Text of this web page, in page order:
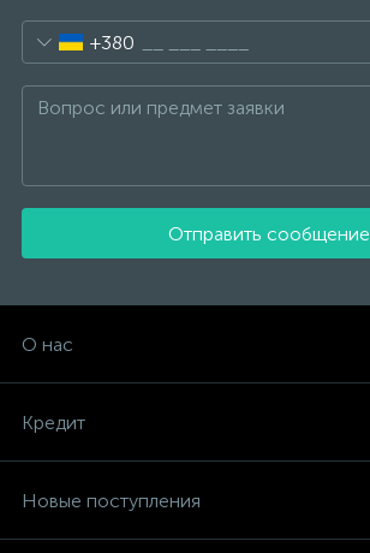
+380
Отправить сообщение
О нас
Кредит
Новые поступления